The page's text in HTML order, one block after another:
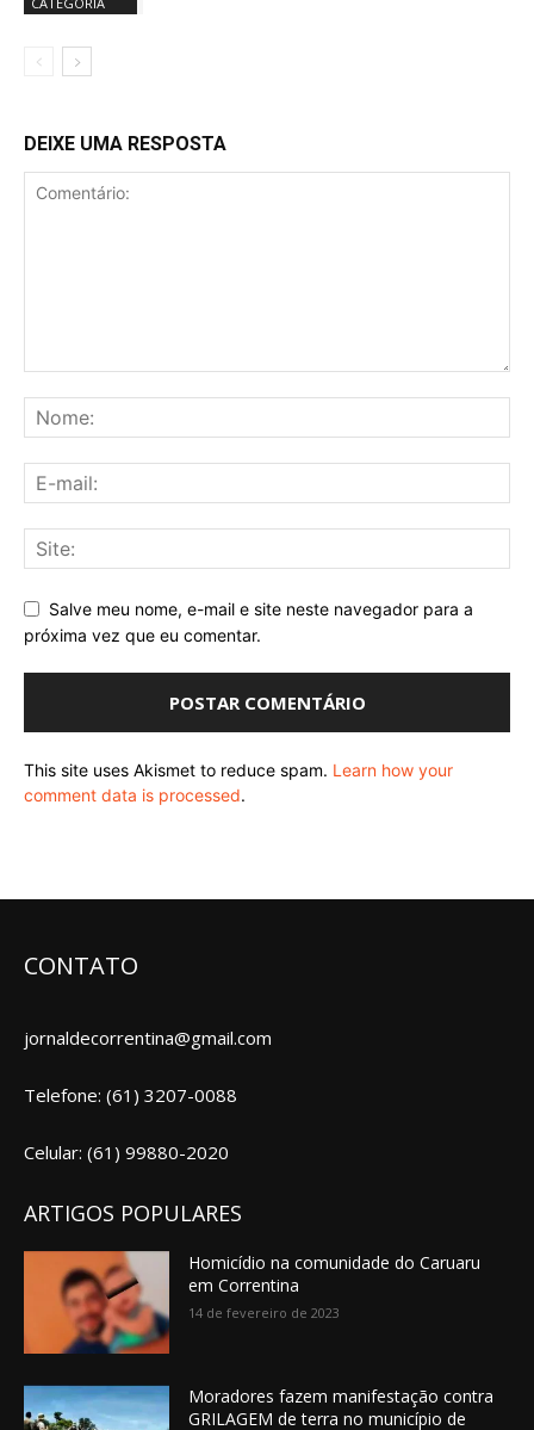
DEIXE UMA RESPOSTA
Salve meu nome, e-mail e site neste navegador para a
próxima vez que eu comentar.
This site uses Akismet to reduce spam. Learn how your
comment data is processed.
CONTATO
jornaldecorrentina@gmail.com
Telefone: (61) 3207-0088
Celular: (61) 99880-2020
ARTIGOS POPULARES
Homicídio na comunidade do Caruaru
em Correntina
14 de fevereiro de 2023
Moradores fazem manifestação contra
GRILAGEM de terra no município de